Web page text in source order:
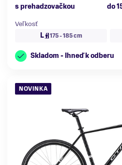
s prehadzovačkou
do
Veľkosť
L
175 - 185 cm
Skladom - Ihneď k odberu
NOVINKA